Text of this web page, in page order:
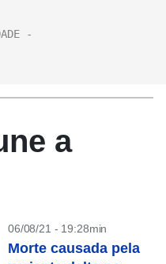
a
06/08/21 - 19:28min
Morte causada pela